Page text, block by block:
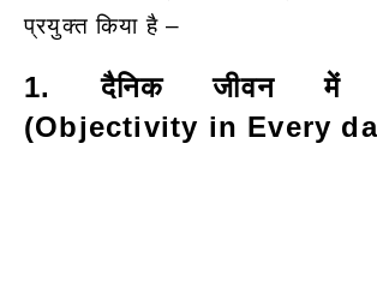
प्रयुक्त किया है –
1. दैनिक जीवन में
(Objectivity in Every